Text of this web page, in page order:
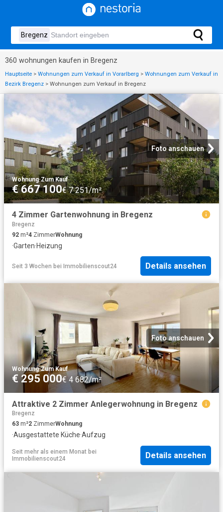
360 wohnungen kaufen in Bregenz
Hauptseite > Wohnungen zum Verkauf in Vorarlberg > Wohnungen zum Verkauf in
Bezirk Bregenz > Wohnungen zum Verkauf in Bregenz
Foto anschauen
Wohnung·Zum Kauf
€ 667 100€ 7 251/m²
4 Zimmer Gartenwohnung in Bregenz
Bregenz
92 m²4 ZimmerWohnung
·Garten·Heizung
Seit 3 Wochen bei Immobilienscout24 Details ansehen
Foto anschauen
Wohnung·Zum Kauf
€ 295 000€ 4 682/m²
Attraktive 2 Zimmer Anlegerwohnung in Bregenz
Bregenz
63 m²2 ZimmerWohnung
·Ausgestattete Küche·Aufzug
Seit mehr als einem Monat bei
Immobilienscout24
Details ansehen